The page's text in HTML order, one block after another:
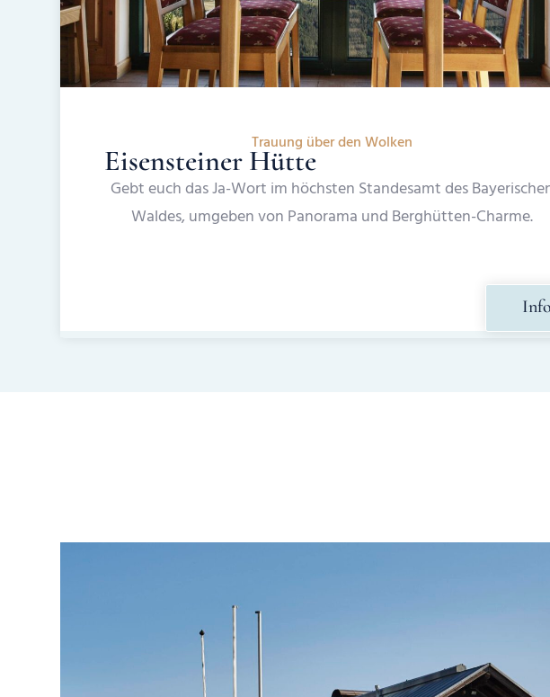
Trauung über den Wolken
Eisensteiner Hütte
Gebt euch das Ja-Wort im höchsten Standesamt des
Waldes, umgeben von Panorama und Berghütten-Charme.